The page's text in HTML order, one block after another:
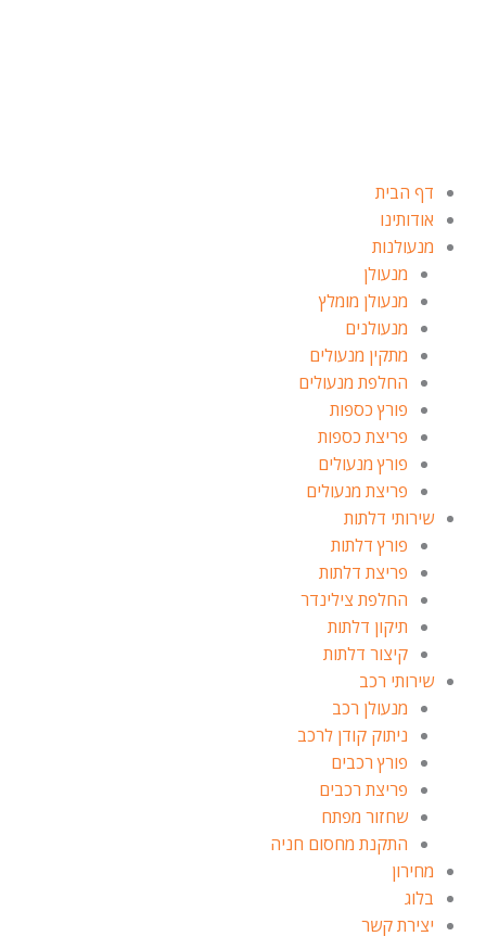
דף הבית
אודותינו
מנעולנות
מנעולן
מנעולן מומלץ
מנעולנים
מתקין מנעולים
החלפת מנעולים
פורץ כספות
פריצת כספות
פורץ מנעולים
פריצת מנעולים
שירותי דלתות
פורץ דלתות
פריצת דלתות
החלפת צילינדר
תיקון דלתות
קיצור דלתות
שירותי רכב
מנעולן רכב
ניתוק קודן לרכב
פורץ רכבים
פריצת רכבים
שחזור מפתח
התקנת מחסום חניה
מחירון
בלוג
יצירת קשר